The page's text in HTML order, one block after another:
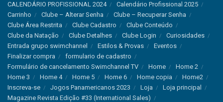
CALENDÁRIO PROFISSIONAL 2024
Calendário Profissional 2025
Carrinho
Clube – Alterar Senha
Clube – Recuperar Senha
Clube Área Restrita
Clube Cadastro
Clube Conteúdo
Clube da Natação
Clube Detalhes Clube Login
Curiosidades
Entrada grupo swimchannel
Estilos & Provas
Eventos
Finalizar compra
formulario de cadastro
Formulário de cancelamento Swimchannel TV
Home
Home 2
Home 3
Home 4 Home 5 Home 6 Home copia
Home2
Inscreva-se
Jogos Panamericanos 2023 Loja
Loja principal
Magazine Revista Edição #33 (International Sales)